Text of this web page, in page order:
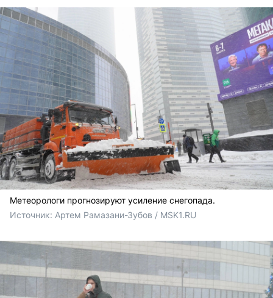
Метеорологи прогнозируют усиление снегопада.
Источник: Артем Рамазани-Зубов / MSK1.RU